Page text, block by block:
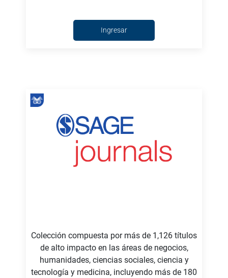
Ingresar
Colección compuesta por más de 1,126 títulos
de alto impacto en las áreas de negocios,
humanidades, ciencias sociales, ciencia y
tecnología y medicina, incluyendo más de 180